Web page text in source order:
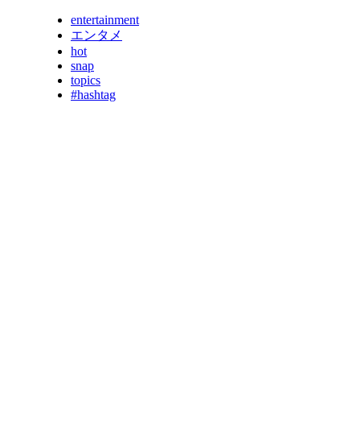
entertainment
エンタメ
hot
snap
topics
#hashtag